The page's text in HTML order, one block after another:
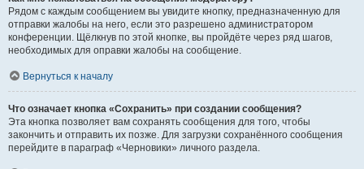
Рядом с каждым сообщением вы увидите кнопку, предназначенную для
отправки жалобы на него, если это разрешено администратором
конференции. Щёлкнув по этой кнопке, вы пройдёте через ряд шагов,
необходимых для оправки жалобы на сообщение.
Вернуться к началу
Что означает кнопка «Сохранить» при создании сообщения?
Эта кнопка позволяет вам сохранять сообщения для того, чтобы
закончить и отправить их позже. Для загрузки сохранённого сообщения
перейдите в параграф «Черновики» личного раздела.